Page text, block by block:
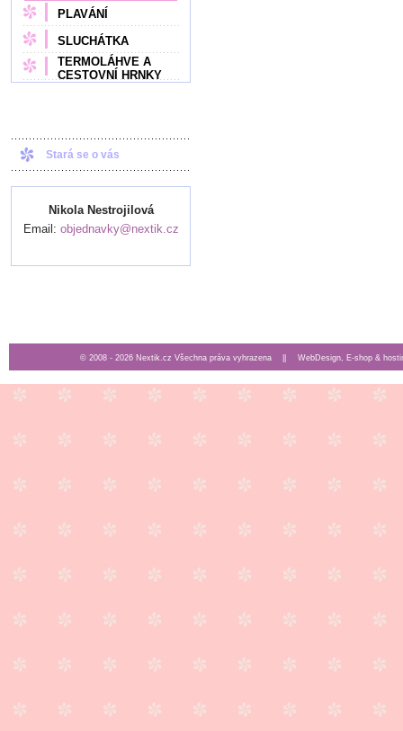
PLAVÁNÍ
SLUCHÁTKA
TERMOLÁHVE A
CESTOVNÍ HRNKY
Stará se o vás
Nikola Nestrojilová
Email: objednavky@nextik.cz
© 2008 - 2026 Nextik.cz Všechna práva vyhrazena || WebDesign, E-shop &